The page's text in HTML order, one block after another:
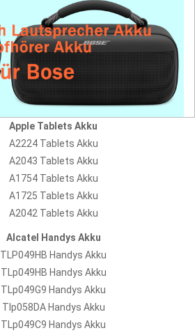
Apple Tablets Akku
A2224 Tablets Akku
A2043 Tablets Akku
A1754 Tablets Akku
A1725 Tablets Akku
A2042 Tablets Akku
Alcatel Handys Akku
TLP049HB Handys Akku
TLp049HB Handys Akku
TLp049G9 Handys Akku
Tlp058DA Handys Akku
TLp049C9 Handys Akku